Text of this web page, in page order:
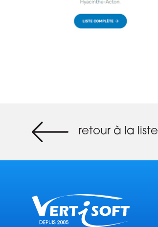
retour à la liste